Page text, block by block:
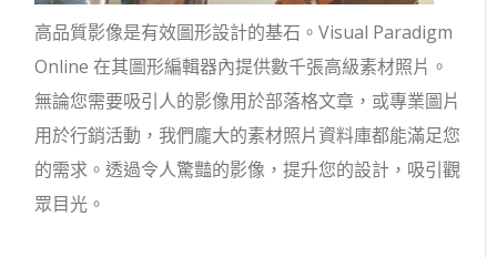
高品質影像是有效圖形設計的基石。Visual Paradigm
Online 在其圖形編輯器內提供數千張高級素材照片。
無論您需要吸引人的影像用於部落格文章，或專業圖片
用於行銷活動，我們龐大的素材照片資料庫都能滿足您
的需求。透過令人驚豔的影像，提升您的設計，吸引觀
眾目光。